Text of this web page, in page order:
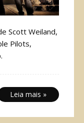
Scott Weiland,
Pilots,
Leia mais »